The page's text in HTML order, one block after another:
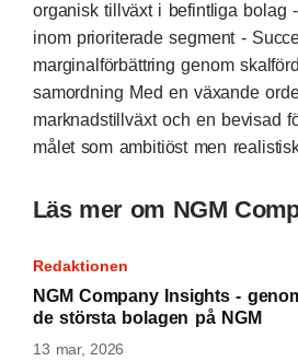
organisk tillväxt i befintliga bolag
inom prioriterade segment -
marginalförbättring genom
samordning Med en växande
marknadstillväxt och en bevisad
målet som ambitiöst men
Läs mer om NGM
Redaktionen
NGM Company Insights -
de största bolagen på NGM
13 mar, 2026